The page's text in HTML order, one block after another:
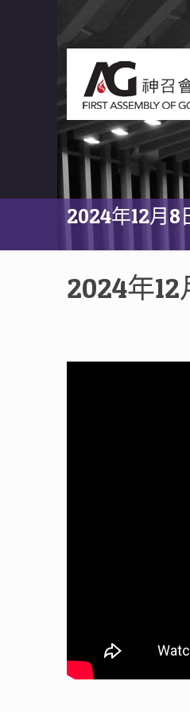
2024年12月8
2024年